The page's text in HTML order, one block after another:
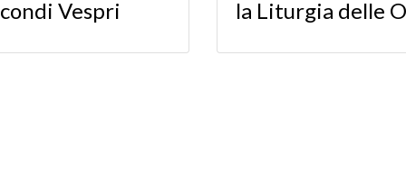
Vespri
la Liturgia delle